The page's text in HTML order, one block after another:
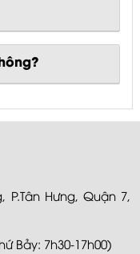
Hưng, Quận 7,
Bảy: 7h30-17h00)